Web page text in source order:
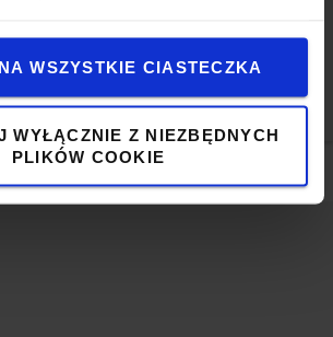
WSZYSTKIE CIASTECZKA
WYŁĄCZNIE Z NIEZBĘDNYCH
PLIKÓW COOKIE